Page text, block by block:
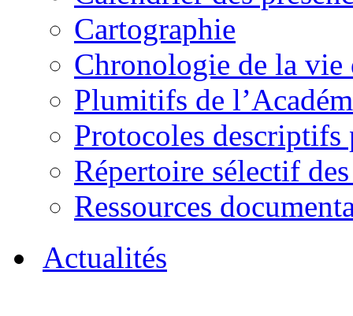
Cartographie
Chronologie de la vie
Plumitifs de
Protocoles descriptifs
Répertoire sélectif
Ressources
Actualités